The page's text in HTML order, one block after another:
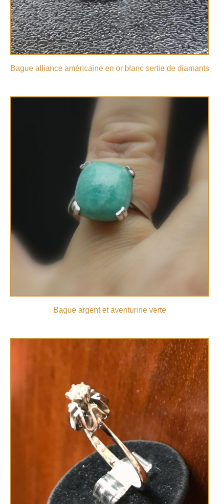
Bague alliance américaine en or blanc sertie de diamants
Bague argent et aventurine verte